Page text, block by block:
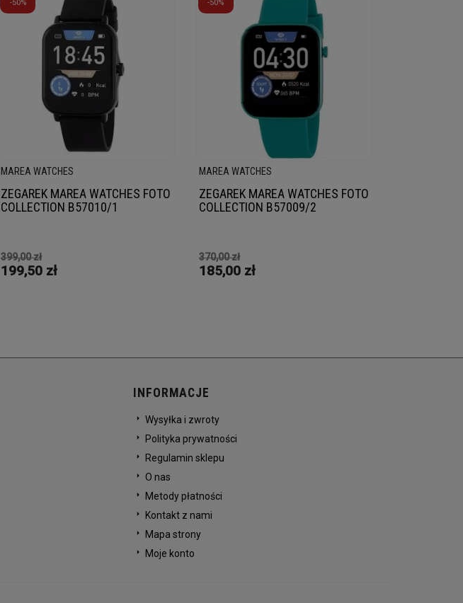
-50%
MAREA WATCHES
ZEGAREK MAREA WATCHES FOTO
COLLECTION B57010/1
399,00 zł
199,50 zł
-50%
MAREA WATCHES
ZEGAREK MAREA WATCHES FOTO
COLLECTION B57009/2
370,00 zł
185,00 zł
INFORMACJE
Wysyłka i zwroty
Polityka prywatności
Regulamin sklepu
O nas
Metody płatności
Kontakt z nami
Mapa strony
Moje konto